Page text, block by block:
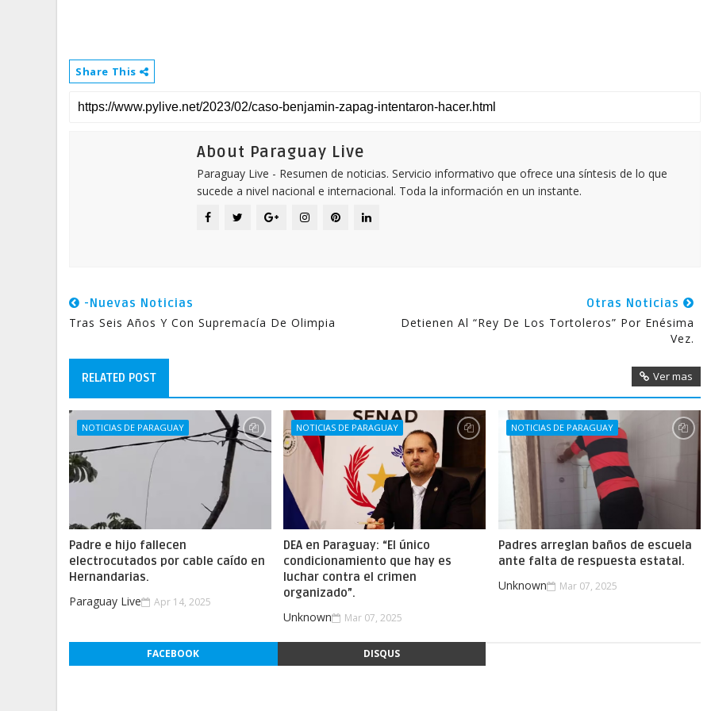
Share This
About Paraguay Live
Paraguay Live - Resumen de noticias. Servicio informativo que ofrece una síntesis de lo que
sucede a nivel nacional e internacional. Toda la información en un instante.
-Nuevas Noticias
Tras Seis Años Y Con Supremacía De Olimpia
Otras Noticias
Detienen Al “rey De Los Tortoleros” Por Enésima
Vez.
RELATED POST Ver mas
NOTICIAS DE PARAGUAY
Padre e hijo fallecen
electrocutados por cable caído en
Hernandarias.
Paraguay Live Apr 14, 2025
NOTICIAS DE PARAGUAY
DEA en Paraguay: “El único
condicionamiento que hay es
luchar contra el crimen
organizado”.
Unknown Mar 07, 2025
NOTICIAS DE PARAGUAY
Padres arreglan baños de escuela
ante falta de respuesta estatal.
Unknown Mar 07, 2025
FACEBOOK DISQUS